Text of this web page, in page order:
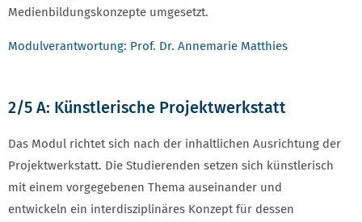
Medienbildungskonzepte umgesetzt.
Modulverantwortung: Prof. Dr. Annemarie Matthies
2/5 A: Künstlerische Projektwerkstatt
Das Modul richtet sich nach der inhaltlichen Ausrichtung der
Projektwerkstatt. Die Studierenden setzen sich künstlerisch
mit einem vorgegebenen Thema auseinander und
entwickeln ein interdisziplinäres Konzept für dessen